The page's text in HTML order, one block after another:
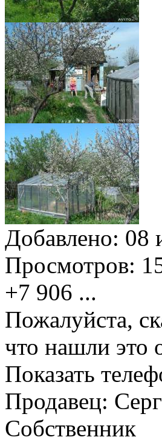
Добавлено: 08
Просмотров:
+7 906 ...
Пожалуйста,
что нашли это
Показать
Продавец:
Собственник